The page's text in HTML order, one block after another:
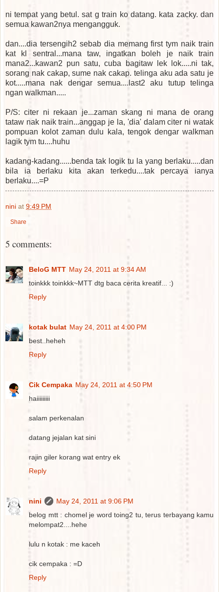
ni tempat yang betul. sat g train ko datang. kata zacky. dan
semua kawan2nya mengangguk.
dan....dia tersengih2 sebab dia memang first tym naik train
kat kl sentral...mana taw, ingatkan boleh je naik train
mana2...kawan2 pun satu, cuba bagitaw lek lok.....ni tak,
sorang nak cakap, sume nak cakap. telinga aku ada satu je
kot.....mana nak dengar semua....last2 aku tutup telinga
ngan walkman.....
P/S: citer ni rekaan je...zaman skang ni mana de orang
tataw nak naik train...anggap je la, 'dia' dalam citer ni watak
pompuan kolot zaman dulu kala, tengok dengar walkman
lagik tym tu....huhu
kadang-kadang......benda tak logik tu la yang berlaku.....dan
bila ia berlaku kita akan terkedu....tak percaya ianya
berlaku....=P
nini at 9:49 PM
Share
5 comments:
BeloG MTT May 24, 2011 at 9:34 AM
toinkkk toinkkk~MTT dtg baca cerita kreatif... :)
Reply
kotak bulat May 24, 2011 at 4:00 PM
best..heheh
Reply
Cik Cempaka May 24, 2011 at 4:50 PM
haiiiiiiiii
salam perkenalan
datang jejalan kat sini
rajin giler korang wat entry ek
Reply
nini
May 24, 2011 at 9:06 PM
belog mtt : chomel je word toing2 tu, terus terbayang kamu
melompat2....hehe
lulu n kotak : me kaceh
cik cempaka : =D
Reply